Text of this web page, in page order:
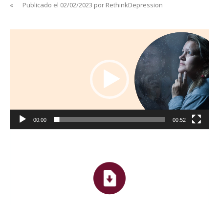
« Publicado el 02/02/2023 por RethinkDepression
00:00 00:52